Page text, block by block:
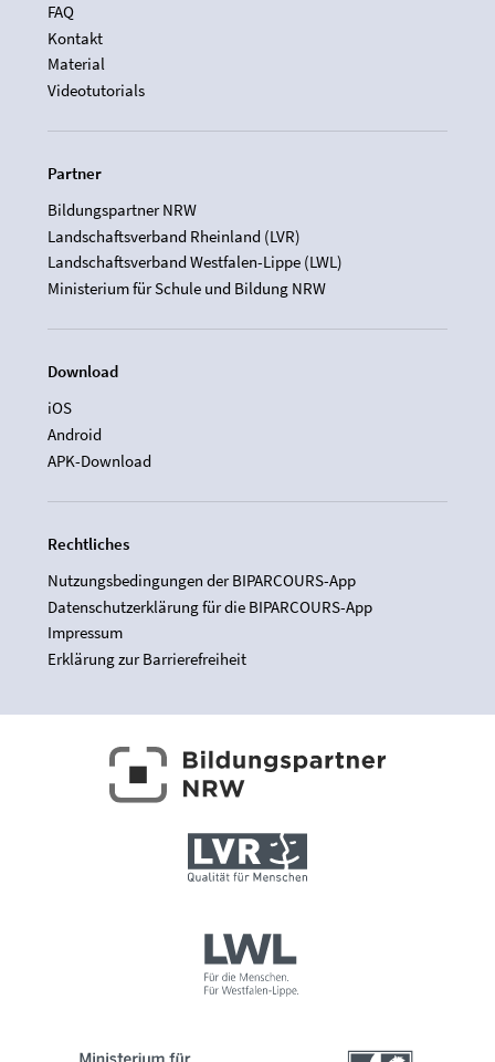
FAQ
Kontakt
Material
Videotutorials
Partner
Bildungspartner NRW
Landschaftsverband Rheinland (LVR)
Landschaftsverband Westfalen-Lippe (LWL)
Ministerium für Schule und Bildung NRW
Download
iOS
Android
APK-Download
Rechtliches
Nutzungsbedingungen der BIPARCOURS-App
Datenschutzerklärung für die BIPARCOURS-App
Impressum
Erklärung zur Barrierefreiheit